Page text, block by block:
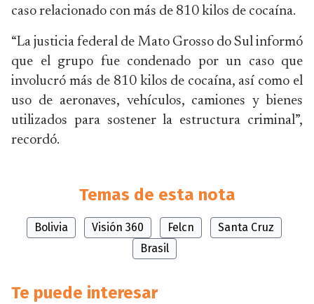
caso relacionado con más de 810 kilos de cocaína.
“La justicia federal de Mato Grosso do Sul informó
que el grupo fue condenado por un caso que
involucró más de 810 kilos de cocaína, así como el
uso de aeronaves, vehículos, camiones y bienes
utilizados para sostener la estructura criminal”,
recordó.
Temas de esta nota
Bolivia Visión 360 Felcn
Santa Cruz
Brasil
Te puede interesar